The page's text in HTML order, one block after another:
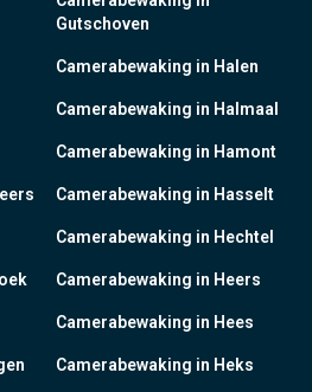
Gutschoven
Camerabewaking in Halen
Camerabewaking in Halmaal
Camerabewaking in Hamont
Camerabewaking in Hasselt
Camerabewaking in Hechtel
Camerabewaking in Heers
Camerabewaking in Hees
Camerabewaking in Heks